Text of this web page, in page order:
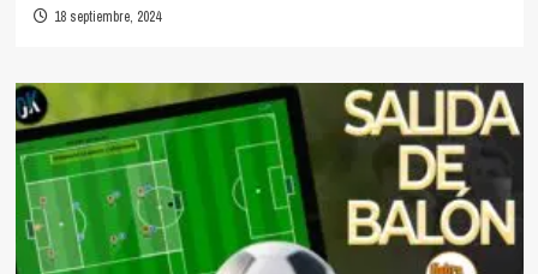
18 septiembre, 2024